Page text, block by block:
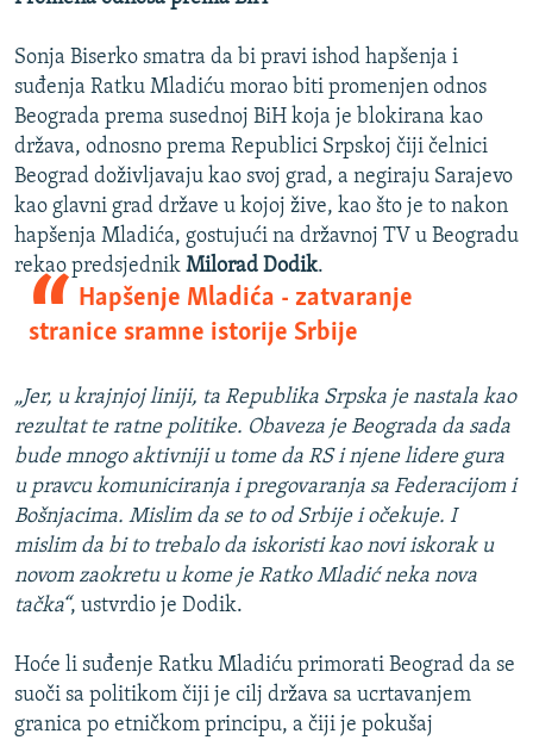
Sonja Biserko smatra da bi pravi ishod hapšenja i
suđenja Ratku Mladiću morao biti promenjen odnos
Beograda prema susednoj BiH koja je blokirana kao
država, odnosno prema Republici Srpskoj čiji čelnici
Beograd doživljavaju kao svoj grad, a negiraju Sarajevo
kao glavni grad države u kojoj žive, kao što je to nakon
hapšenja Mladića, gostujući na državnoj TV u Beogradu
rekao predsjednik Milorad Dodik.
Hapšenje Mladića - zatvaranje
stranice sramne istorije Srbije
„Jer, u krajnjoj liniji, ta Republika Srpska je nastala kao
rezultat te ratne politike. Obaveza je Beograda da sada
bude mnogo aktivniji u tome da RS i njene lidere gura
u pravcu komuniciranja i pregovaranja sa Federacijom i
Bošnjacima. Mislim da se to od Srbije i očekuje. I
mislim da bi to trebalo da iskoristi kao novi iskorak u
novom zaokretu u kome je Ratko Mladić neka nova
tačka“, ustvrdio je Dodik.
Hoće li suđenje Ratku Mladiću primorati Beograd da se
suoči sa politikom čiji je cilj država sa ucrtavanjem
granica po etničkom principu, a čiji je pokušaj